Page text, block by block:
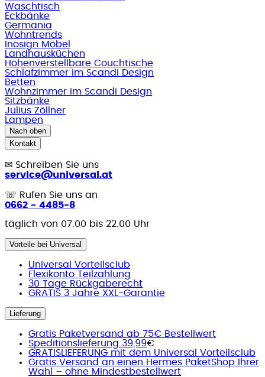
Waschtisch
Eckbänke
Germania
Wohntrends
Inosign Möbel
Landhausküchen
Höhenverstellbare Couchtische
Schlafzimmer im Scandi Design
Betten
Wohnzimmer im Scandi Design
Sitzbänke
Julius Zöllner
Lampen
Nach oben
Kontakt
✉ Schreiben Sie uns
service@universal.at
☏ Rufen Sie uns an
0662 - 4485-8
täglich von 07.00 bis 22.00 Uhr
Vorteile bei Universal
Universal Vorteilsclub
Flexikonto Teilzahlung
30 Tage Rückgaberecht
GRATIS 3 Jahre XXL-Garantie
Lieferung
Gratis Paketversand ab 75€ Bestellwert
Speditionslieferung 39,99€
GRATISLIEFERUNG mit dem Universal Vorteilsclub
Gratis Versand an einen Hermes PaketShop Ihrer
Wahl – ohne Mindestbestellwert